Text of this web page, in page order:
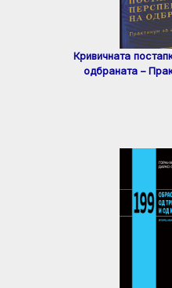
Кривичната
одбраната –